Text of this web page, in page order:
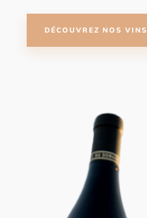
DÉCOUVREZ NOS VINS